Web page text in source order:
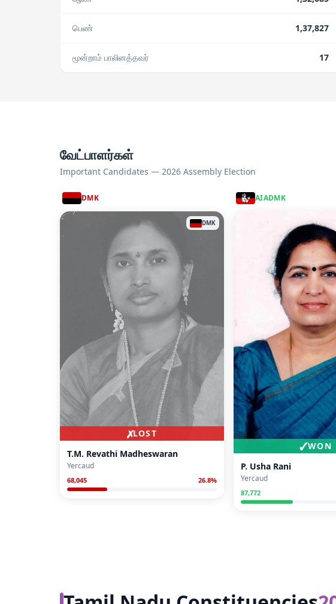
பெண் 1,37,827
மூன்றாம் பாலினத்தவர் 17
வேட்பாளர்கள்
Important Candidates — 2026 Assembly Election
DMK
✗LOST
DMK
T.M. Revathi Madheswaran
Yercaud
68,045 26.8%
AIADMK
✓WON
P. Usha Rani
Yercaud
87,772